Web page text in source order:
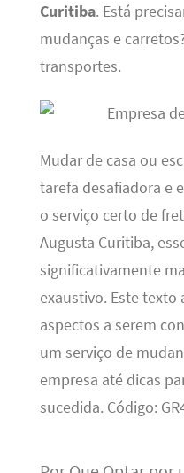
Curitiba. Está
mudanças e
transportes.
Mudar de casa ou
tarefa desafiadora e
o serviço certo de
Augusta Curitiba,
significativamente
exaustivo. Este
aspectos a serem
um serviço de
empresa até dicas
sucedida. Código: